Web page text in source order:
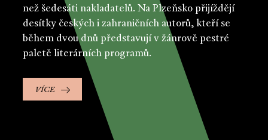
než šedesáti nakladatelů. Na Plzeňsko přijíždějí
desítky českých i zahraničních autorů, kteří se
během dvou dnů představují v žánrově pestré
paletě literárních programů.
VÍCE